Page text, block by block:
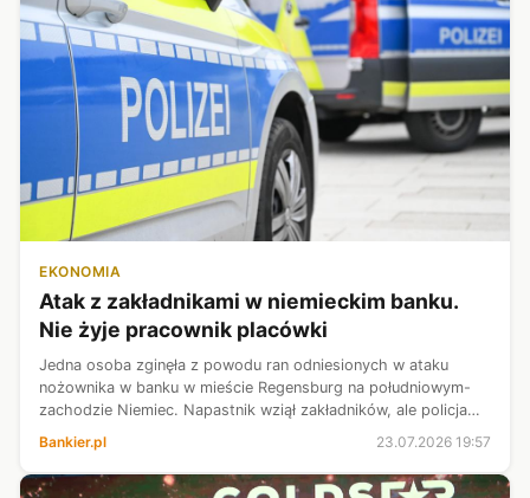
EKONOMIA
Atak z zakładnikami w niemieckim banku.
Nie żyje pracownik placówki
Jedna osoba zginęła z powodu ran odniesionych w ataku
nożownika w banku w mieście Regensburg na południowym-
zachodzie Niemiec. Napastnik wziął zakładników, ale policja
czwartek „Bild”. Domniema...
Bankier.pl 23.07.2026 19:57